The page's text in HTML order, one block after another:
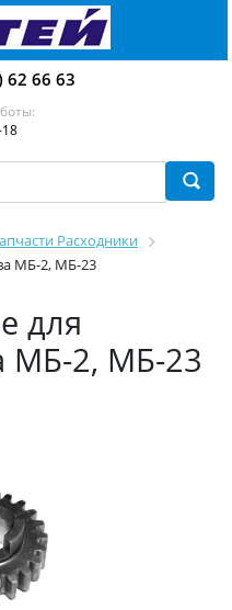
62 66 63
Расходники
МБ-2, МБ-23
для
МБ-2, МБ-23